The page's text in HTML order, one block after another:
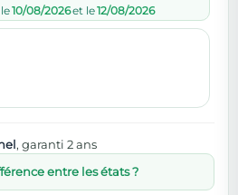
10/08/2026et le12/08/2026
, garanti 2 ans
entre les états ?